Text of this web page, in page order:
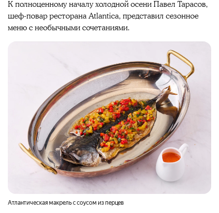
К полноценному началу холодной осени Павел Тарасов,
шеф-повар ресторана Atlantica, представил сезонное
меню с необычными сочетаниями.
Атлантическая макрель с соусом из перцев